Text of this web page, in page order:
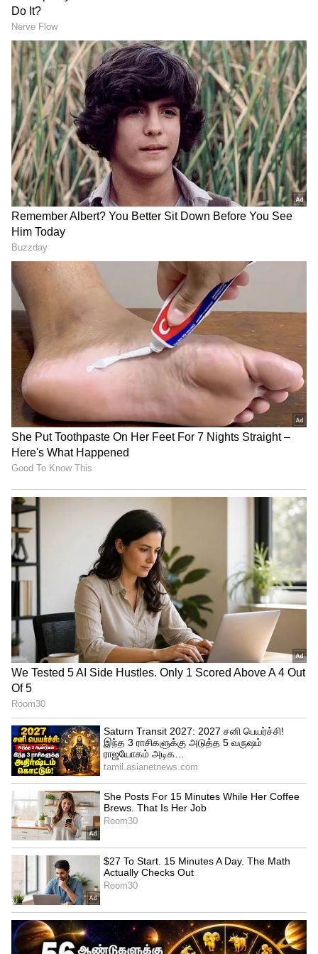
HHT (கையடக்க முனையம்) கருவியை
ரயில்வே மேம்படுத்துகிறது. ஒரு பயணி
சோதனைக்கு வரத் தவறினால், பயணச்சீட்டு
பரிசோதகர் காலியாக உள்ள இருக்கை
குறித்த தகவலை மேம்படுத்தப்பட்ட HHT
கருவியில் பதிவேற்றுவார். பயணச்சீட்டு
ஆசிரியர் (TTE) இதைச் செய்தவுடன்,
காலியாக உள்ள இருக்கைகள் குறித்த
தகவல் IRCTC இணையதளத்தில்
காட்டப்படும். பயணிகள் அடுத்த
நிலையத்திலிருந்து தாங்கள் செல்ல
வேண்டிய நிலையத்திற்கு
பயணச்சீட்டுகளை முன்பதிவு
செய்துகொள்ள முடியும்.
Related Articles
IRCTC: ரயில் ஸ்லீப்பர் டிக்கெட்டில் ஏசியில்
பயணிக்கலாம்.. இந்த ரகசிய 'ட்ரிக்'
உங்களுக்கு தெரியுமா?
IRCTC Tirupati Tour: குறைந்த செலவில்
குடும்பத்தோடு திருப்பதி போகணுமா?
இந்த பேக்கேஜை மிஸ் பண்ணாதீங்க!